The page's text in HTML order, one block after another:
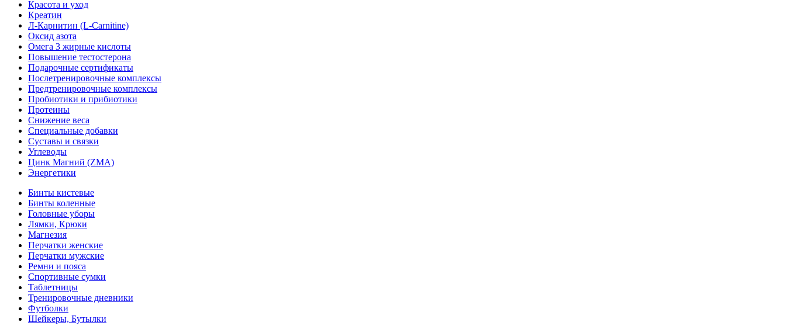
Красота и уход
Креатин
Л-Карнитин (L-Сarnitine)
Оксид азота
Омега 3 жирные кислоты
Повышение тестостерона
Подарочные сертификаты
Послетренировочные комплексы
Предтренировочные комплексы
Пробиотики и прибиотики
Протеины
Снижение веса
Специальные добавки
Суставы и связки
Углеводы
Цинк Магний (ZMA)
Энергетики
Бинты кистевые
Бинты коленные
Головные уборы
Лямки, Крюки
Магнезия
Перчатки женские
Перчатки мужские
Ремни и пояса
Спортивные сумки
Таблетницы
Тренировочные дневники
Футболки
Шейкеры, Бутылки